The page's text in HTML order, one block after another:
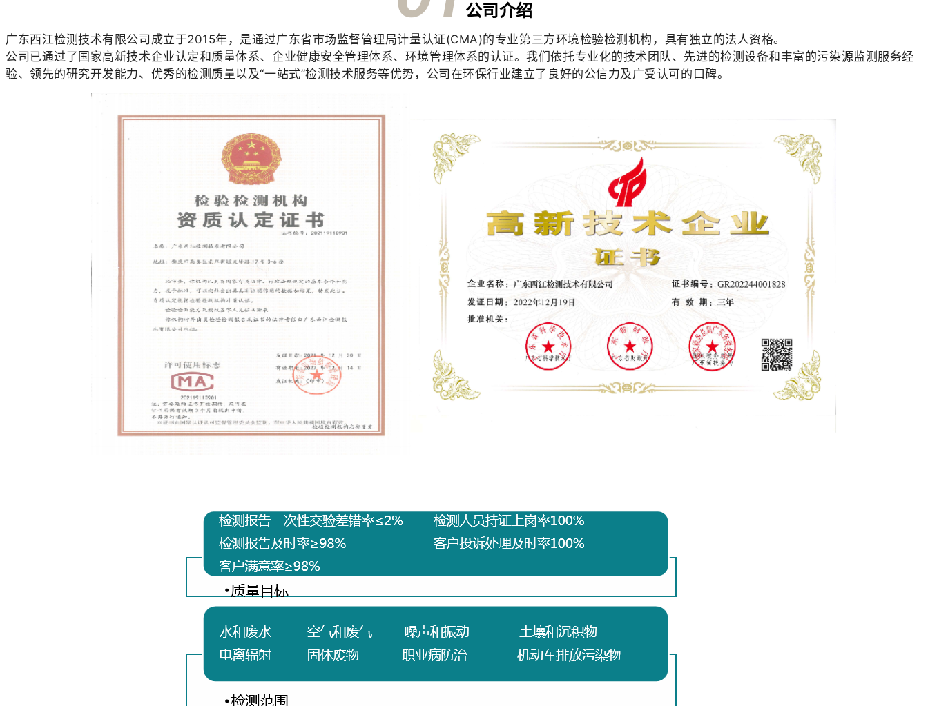
公司介绍
广东西江检测技术有限公司成立于2015年，是通过广东省市场监督管理局计量认证(CMA)的专业第三方环境检验检测机构，具有独立的法人资格。
公司已通过了国家高新技术企业认定和质量体系、企业健康安全管理体系、环境管理体系的认证。我们依托专业化的技术团队、先进的检测设备和丰富的污染源监测服务经
验、领先的研究开发能力、优秀的检测质量以及“一站式”检测技术服务等优势，公司在环保行业建立了良好的公信力及广受认可的口碑。